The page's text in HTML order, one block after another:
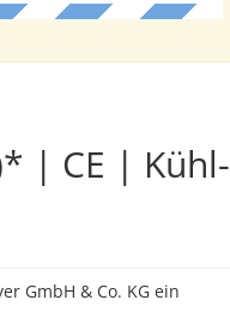
| CE | Kühl-
GmbH & Co. KG ein